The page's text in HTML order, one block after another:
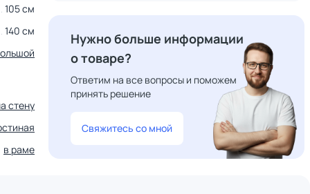
105 см
140 см
стену
в раме
Нужно больше информации
о товаре?
Ответим на все вопросы и поможем
принять решение
Свяжитесь со мной